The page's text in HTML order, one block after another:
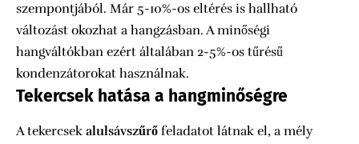
szempontjából. Már 5-10%-os eltérés is hallható
változást okozhat a hangzásban. A minőségi
hangváltókban ezért általában 2-5%-os tűrésű
kondenzátorokat használnak.
Tekercsek hatása a hangminőségre
A tekercsek alulsávszűrő feladatot látnak el, a mély